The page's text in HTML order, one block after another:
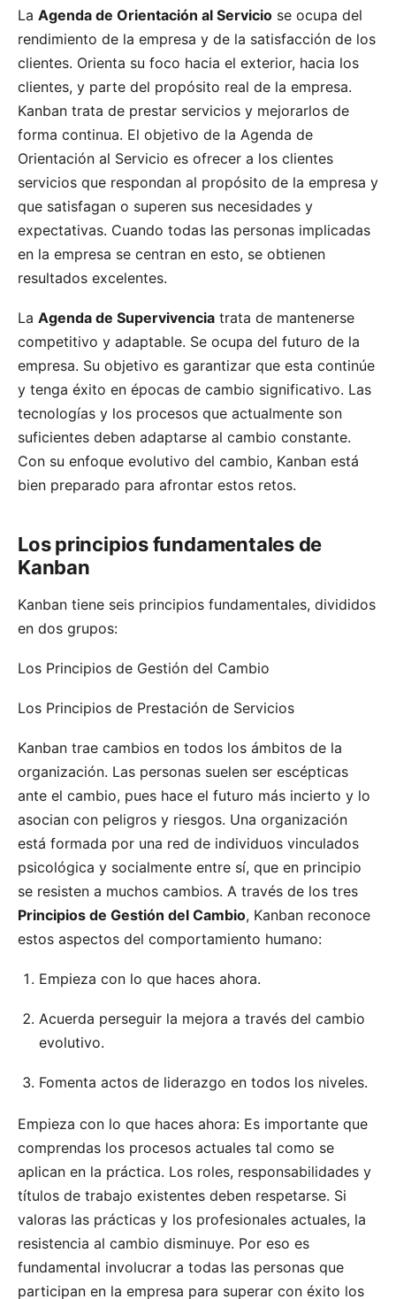
La Agenda de Orientación al Servicio se ocupa del
rendimiento de la empresa y de la satisfacción de los
clientes. Orienta su foco hacia el exterior, hacia los
clientes, y parte del propósito real de la empresa.
Kanban trata de prestar servicios y mejorarlos de
forma continua. El objetivo de la Agenda de
Orientación al Servicio es ofrecer a los clientes
servicios que respondan al propósito de la empresa y
que satisfagan o superen sus necesidades y
expectativas. Cuando todas las personas implicadas
en la empresa se centran en esto, se obtienen
resultados excelentes.
La Agenda de Supervivencia trata de mantenerse
competitivo y adaptable. Se ocupa del futuro de la
empresa. Su objetivo es garantizar que esta continúe
y tenga éxito en épocas de cambio significativo. Las
tecnologías y los procesos que actualmente son
suficientes deben adaptarse al cambio constante.
Con su enfoque evolutivo del cambio, Kanban está
bien preparado para afrontar estos retos.
Los principios fundamentales de
Kanban
Kanban tiene seis principios fundamentales, divididos
en dos grupos:
Los Principios de Gestión del Cambio
Los Principios de Prestación de Servicios
Kanban trae cambios en todos los ámbitos de la
organización. Las personas suelen ser escépticas
ante el cambio, pues hace el futuro más incierto y lo
asocian con peligros y riesgos. Una organización
está formada por una red de individuos vinculados
psicológica y socialmente entre sí, que en principio
se resisten a muchos cambios. A través de los tres
Principios de Gestión del Cambio, Kanban reconoce
estos aspectos del comportamiento humano:
Empieza con lo que haces ahora.
Acuerda perseguir la mejora a través del cambio
evolutivo.
Fomenta actos de liderazgo en todos los niveles.
Empieza con lo que haces ahora: Es importante que
comprendas los procesos actuales tal como se
aplican en la práctica. Los roles, responsabilidades y
títulos de trabajo existentes deben respetarse. Si
valoras las prácticas y los profesionales actuales, la
resistencia al cambio disminuye. Por eso es
fundamental involucrar a todas las personas que
participan en la empresa para superar con éxito los